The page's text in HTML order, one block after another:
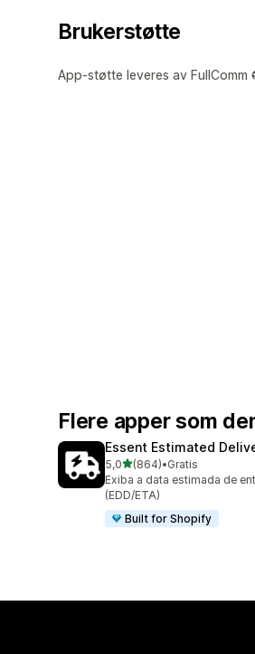
Brukerstøtte
App-støtte leveres av FullComm
Flere apper som
Essent Estimated
5,0av 5 stjerner
(864)
Totalt 864 omtaler
•Gratis
Exiba a data estimada de
(EDD/ETA)
Built for Shopify